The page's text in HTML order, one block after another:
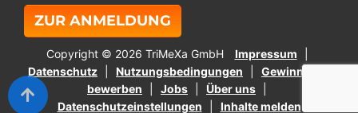
ZUR ANMELDUNG
Copyright © 2026 TriMeXa GmbH
Impressum
Datenschutz
Nutzungsbedingungen
Gewinnspiel
bewerben
Jobs
Über uns
Datenschutzeinstellungen
Inhalte melden